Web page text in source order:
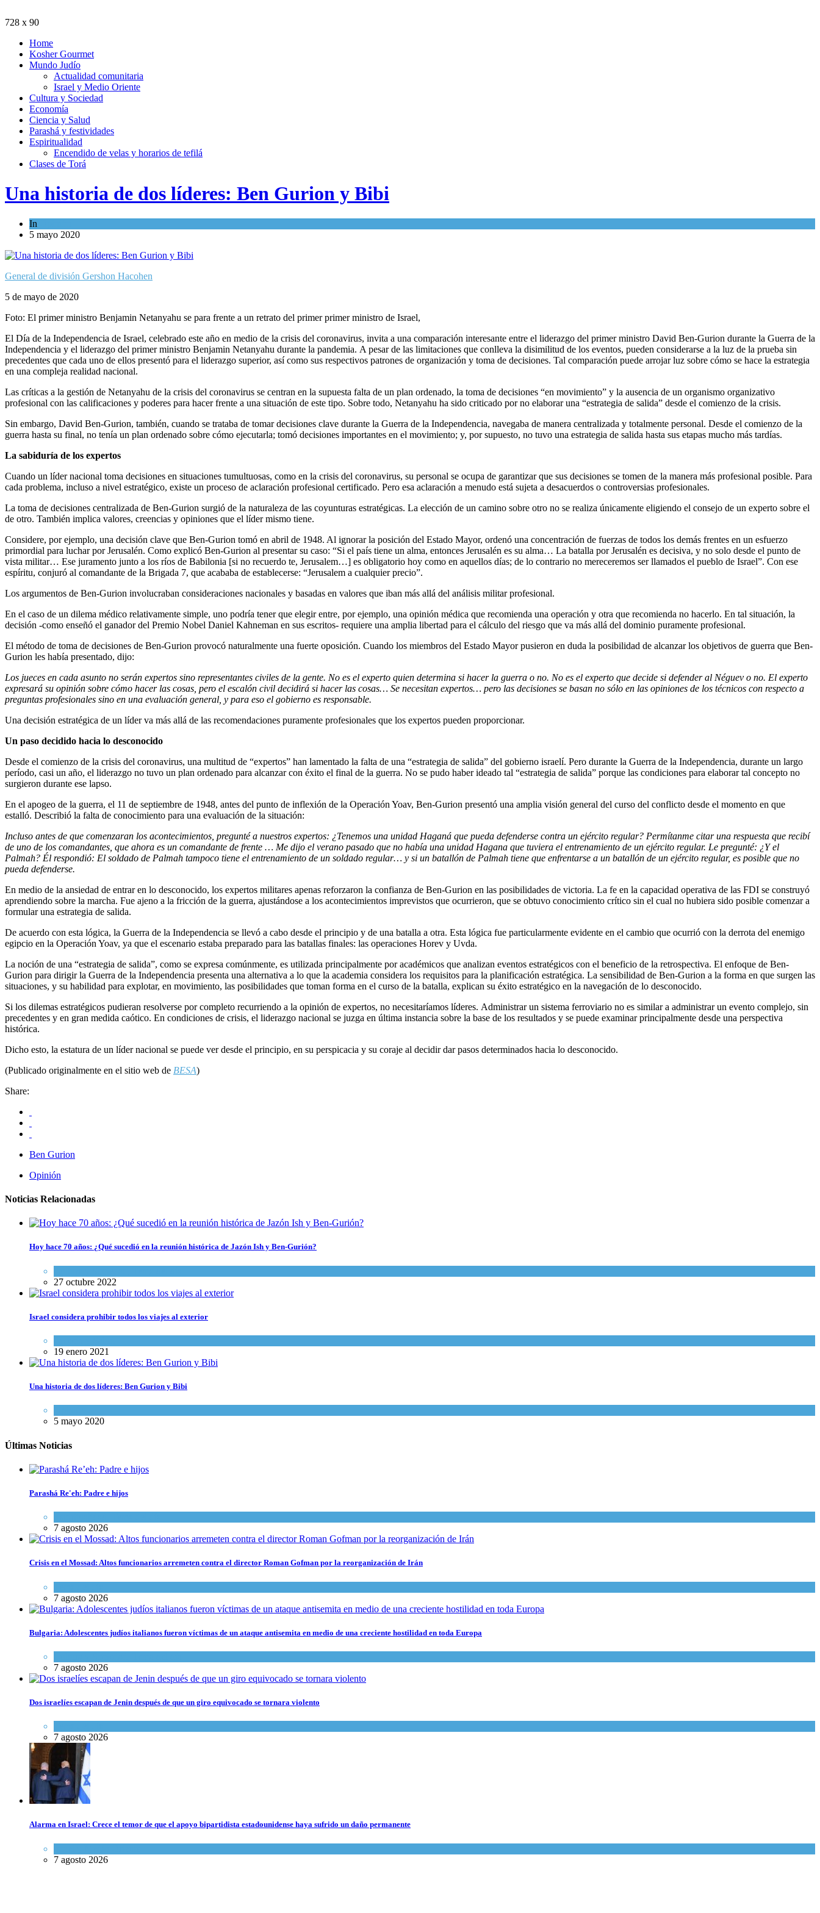
728 x 90
Home
Kosher Gourmet
Mundo Judío
Actualidad comunitaria
Israel y Medio Oriente
Cultura y Sociedad
Economía
Ciencia y Salud
Parashá y festividades
Espiritualidad
Encendido de velas y horarios de tefilá
Clases de Torá
Una historia de dos líderes: Ben Gurion y Bibi
In
5 mayo 2020
General de división Gershon Hacohen
5 de mayo de 2020
Foto: El primer ministro Benjamin Netanyahu se para frente a un retrato del primer primer ministro de Israel,
El Día de la Independencia de Israel, celebrado este año en medio de la crisis del coronavirus, invita a una comparación interesante entre el liderazgo del primer ministro David Ben-Gurion durante la Guerra de la
Independencia y el liderazgo del primer ministro Benjamin Netanyahu durante la pandemia. A pesar de las limitaciones que conlleva la disimilitud de los eventos, pueden considerarse a la luz de la prueba sin
precedentes que cada uno de ellos presentó para el liderazgo superior, así como sus respectivos patrones de organización y toma de decisiones. Tal comparación puede arrojar luz sobre cómo se hace la estrategia
en una compleja realidad nacional.
Las críticas a la gestión de Netanyahu de la crisis del coronavirus se centran en la supuesta falta de un plan ordenado, la toma de decisiones “en movimiento” y la ausencia de un organismo organizativo
profesional con las calificaciones y poderes para hacer frente a una situación de este tipo. Sobre todo, Netanyahu ha sido criticado por no elaborar una “estrategia de salida” desde el comienzo de la crisis.
Sin embargo, David Ben-Gurion, también, cuando se trataba de tomar decisiones clave durante la Guerra de la Independencia, navegaba de manera centralizada y totalmente personal. Desde el comienzo de la
guerra hasta su final, no tenía un plan ordenado sobre cómo ejecutarla; tomó decisiones importantes en el movimiento; y, por supuesto, no tuvo una estrategia de salida hasta sus etapas mucho más tardías.
La sabiduría de los expertos
Cuando un líder nacional toma decisiones en situaciones tumultuosas, como en la crisis del coronavirus, su personal se ocupa de garantizar que sus decisiones se tomen de la manera más profesional posible. Para
cada problema, incluso a nivel estratégico, existe un proceso de aclaración profesional certificado. Pero esa aclaración a menudo está sujeta a desacuerdos o controversias profesionales.
La toma de decisiones centralizada de Ben-Gurion surgió de la naturaleza de las coyunturas estratégicas. La elección de un camino sobre otro no se realiza únicamente eligiendo el consejo de un experto sobre el
de otro. También implica valores, creencias y opiniones que el líder mismo tiene.
Considere, por ejemplo, una decisión clave que Ben-Gurion tomó en abril de 1948. Al ignorar la posición del Estado Mayor, ordenó una concentración de fuerzas de todos los demás frentes en un esfuerzo
primordial para luchar por Jerusalén. Como explicó Ben-Gurion al presentar su caso: “Si el país tiene un alma, entonces Jerusalén es su alma… La batalla por Jerusalén es decisiva, y no solo desde el punto de
vista militar… Ese juramento junto a los ríos de Babilonia [si no recuerdo te, Jerusalem…] es obligatorio hoy como en aquellos días; de lo contrario no mereceremos ser llamados el pueblo de Israel”. Con ese
espíritu, conjuró al comandante de la Brigada 7, que acababa de establecerse: “Jerusalem a cualquier precio”.
Los argumentos de Ben-Gurion involucraban consideraciones nacionales y basadas en valores que iban más allá del análisis militar profesional.
En el caso de un dilema médico relativamente simple, uno podría tener que elegir entre, por ejemplo, una opinión médica que recomienda una operación y otra que recomienda no hacerlo. En tal situación, la
decisión -como enseñó el ganador del Premio Nobel Daniel Kahneman en sus escritos- requiere una amplia libertad para el cálculo del riesgo que va más allá del dominio puramente profesional.
El método de toma de decisiones de Ben-Gurion provocó naturalmente una fuerte oposición. Cuando los miembros del Estado Mayor pusieron en duda la posibilidad de alcanzar los objetivos de guerra que Ben-
Gurion les había presentado, dijo:
Los jueces en cada asunto no serán expertos sino representantes civiles de la gente. No es el experto quien determina si hacer la guerra o no. No es el experto que decide si defender al Néguev o no. El experto
expresará su opinión sobre cómo hacer las cosas, pero el escalón civil decidirá si hacer las cosas… Se necesitan expertos… pero las decisiones se basan no sólo en las opiniones de los técnicos con respecto a
preguntas profesionales sino en una evaluación general, y para eso el gobierno es responsable.
Una decisión estratégica de un líder va más allá de las recomendaciones puramente profesionales que los expertos pueden proporcionar.
Un paso decidido hacia lo desconocido
Desde el comienzo de la crisis del coronavirus, una multitud de “expertos” han lamentado la falta de una “estrategia de salida” del gobierno israelí. Pero durante la Guerra de la Independencia, durante un largo
período, casi un año, el liderazgo no tuvo un plan ordenado para alcanzar con éxito el final de la guerra. No se pudo haber ideado tal “estrategia de salida” porque las condiciones para elaborar tal concepto no
surgieron durante ese lapso.
En el apogeo de la guerra, el 11 de septiembre de 1948, antes del punto de inflexión de la Operación Yoav, Ben-Gurion presentó una amplia visión general del curso del conflicto desde el momento en que
estalló. Describió la falta de conocimiento para una evaluación de la situación:
Incluso antes de que comenzaran los acontecimientos, pregunté a nuestros expertos: ¿Tenemos una unidad Haganá que pueda defenderse contra un ejército regular? Permítanme citar una respuesta que recibí
de uno de los comandantes, que ahora es un comandante de frente … Me dijo el verano pasado que no había una unidad Hagana que tuviera el entrenamiento de un ejército regular. Le pregunté: ¿Y el
Palmah? Él respondió: El soldado de Palmah tampoco tiene el entrenamiento de un soldado regular… y si un batallón de Palmah tiene que enfrentarse a un batallón de un ejército regular, es posible que no
pueda defenderse.
En medio de la ansiedad de entrar en lo desconocido, los expertos militares apenas reforzaron la confianza de Ben-Gurion en las posibilidades de victoria. La fe en la capacidad operativa de las FDI se construyó
aprendiendo sobre la marcha. Fue ajeno a la fricción de la guerra, ajustándose a los acontecimientos imprevistos que ocurrieron, que se obtuvo conocimiento crítico sin el cual no hubiera sido posible comenzar a
formular una estrategia de salida.
De acuerdo con esta lógica, la Guerra de la Independencia se llevó a cabo desde el principio y de una batalla a otra. Esta lógica fue particularmente evidente en el cambio que ocurrió con la derrota del enemigo
egipcio en la Operación Yoav, ya que el escenario estaba preparado para las batallas finales: las operaciones Horev y Uvda.
La noción de una “estrategia de salida”, como se expresa comúnmente, es utilizada principalmente por académicos que analizan eventos estratégicos con el beneficio de la retrospectiva. El enfoque de Ben-
Gurion para dirigir la Guerra de la Independencia presenta una alternativa a lo que la academia considera los requisitos para la planificación estratégica. La sensibilidad de Ben-Gurion a la forma en que surgen las
situaciones, y su habilidad para explotar, en movimiento, las posibilidades que toman forma en el curso de la batalla, explican su éxito estratégico en la navegación de lo desconocido.
Si los dilemas estratégicos pudieran resolverse por completo recurriendo a la opinión de expertos, no necesitaríamos líderes. Administrar un sistema ferroviario no es similar a administrar un evento complejo, sin
precedentes y en gran medida caótico. En condiciones de crisis, el liderazgo nacional se juzga en última instancia sobre la base de los resultados y se puede examinar principalmente desde una perspectiva
histórica.
Dicho esto, la estatura de un líder nacional se puede ver desde el principio, en su perspicacia y su coraje al decidir dar pasos determinados hacia lo desconocido.
(Publicado originalmente en el sitio web de BESA)
Share:
Ben Gurion
Opinión
Noticias Relacionadas
Hoy hace 70 años: ¿Qué sucedió en la reunión histórica de Jazón Ish y Ben-Gurión?
27 octubre 2022
Israel considera prohibir todos los viajes al exterior
19 enero 2021
Una historia de dos líderes: Ben Gurion y Bibi
5 mayo 2020
Últimas Noticias
Parashá Re'eh: Padre e hijos
7 agosto 2026
Crisis en el Mossad: Altos funcionarios arremeten contra el director Roman Gofman por la reorganización de Irán
7 agosto 2026
Bulgaria: Adolescentes judíos italianos fueron víctimas de un ataque antisemita en medio de una creciente hostilidad en toda Europa
7 agosto 2026
Dos israelíes escapan de Jenin después de que un giro equivocado se tornara violento
7 agosto 2026
Alarma en Israel: Crece el temor de que el apoyo bipartidista estadounidense haya sufrido un daño permanente
7 agosto 2026